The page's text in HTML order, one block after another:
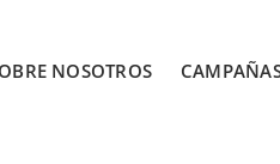
NOSOTROS